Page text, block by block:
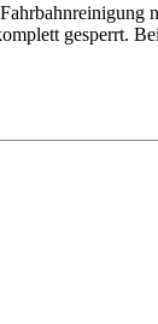
gesperrt.